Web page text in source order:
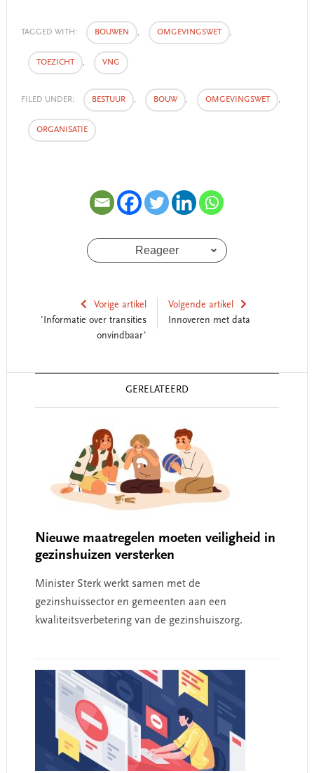
TAGGED WITH: BOUWEN , OMGEVINGSWET ,
TOEZICHT , VNG
FILED UNDER: BESTUUR , BOUW , OMGEVINGSWET ,
ORGANISATIE
Reageer
Vorige artikel
'Informatie over transities
onvindbaar'
Volgende artikel
Innoveren met data
GERELATEERD
Nieuwe maatregelen moeten veiligheid in
gezinshuizen versterken
Minister Sterk werkt samen met de
gezinshuissector en gemeenten aan een
kwaliteitsverbetering van de gezinshuiszorg.